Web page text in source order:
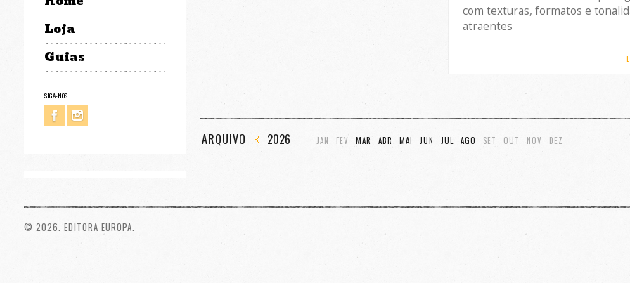
Loja
Guias
SIGA-NOS
com texturas, formatos e
atraentes
ARQUIVO 2026 JAN FEV MAR ABR MAI JUN JUL AGO SET OUT NOV DEZ
© 2026. EDITORA EUROPA.